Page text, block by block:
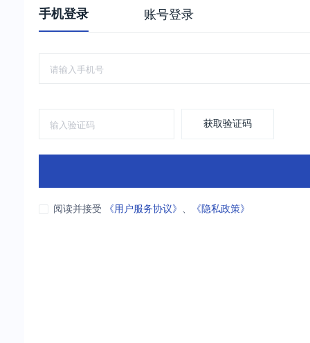
手机登录 账号登录
获取验证码
阅读并接受 《用户服务协议》 、 《隐私政策》